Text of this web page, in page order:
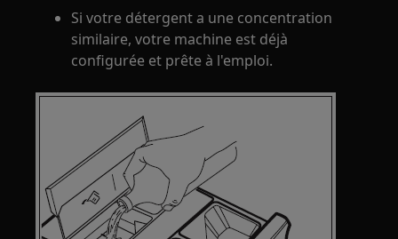
Si votre détergent a une concentration
similaire, votre machine est déjà
configurée et prête à l'emploi.